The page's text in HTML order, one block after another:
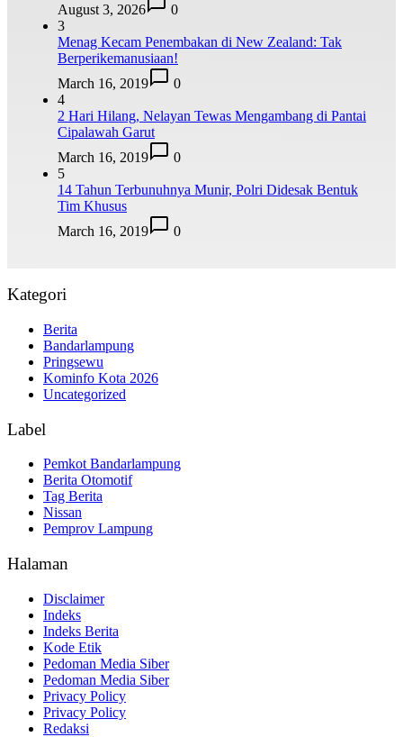
August 3, 2026
0
3
Menag Kecam Penembakan di New Zealand: Tak
Berperikemanusiaan!
March 16, 2019
0
4
2 Hari Hilang, Nelayan Tewas Mengambang di Pantai
Cipalawah Garut
March 16, 2019
0
5
14 Tahun Terbunuhnya Munir, Polri Didesak Bentuk
Tim Khusus
March 16, 2019
0
Kategori
Berita
Bandarlampung
Pringsewu
Kominfo Kota 2026
Uncategorized
Label
Pemkot Bandarlampung
Berita Otomotif
Tag Berita
Nissan
Pemprov Lampung
Halaman
Disclaimer
Indeks
Indeks Berita
Kode Etik
Pedoman Media Siber
Pedoman Media Siber
Privacy Policy
Privacy Policy
Redaksi